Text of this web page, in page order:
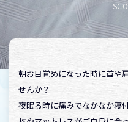
朝お目覚めになった時に首や
せんか？
夜眠る時に痛みでなかなか寝
商品カテゴリーから探す
オリジナルブランド・丸徳
オーダーメイドについて